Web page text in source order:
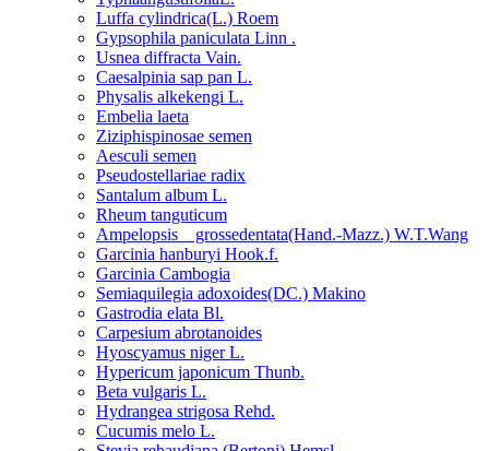
Luffa cylindrica(L.) Roem
Gypsophila paniculata Linn .
Usnea diffracta Vain.
Caesalpinia sap pan L.
Physalis alkekengi L.
Embelia laeta
Ziziphispinosae semen
Aesculi semen
Pseudostellariae radix
Santalum album L.
Rheum tanguticum
Ampelopsis grossedentata(Hand.-Mazz.) W.T.Wang
Garcinia hanburyi Hook.f.
Garcinia Cambogia
Semiaquilegia adoxoides(DC.) Makino
Gastrodia elata Bl.
Carpesium abrotanoides
Hyoscyamus niger L.
Hypericum japonicum Thunb.
Beta vulgaris L.
Hydrangea strigosa Rehd.
Cucumis melo L.